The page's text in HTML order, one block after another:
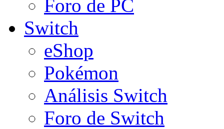
Foro de PC
Switch
eShop
Pokémon
Análisis Switch
Foro de Switch